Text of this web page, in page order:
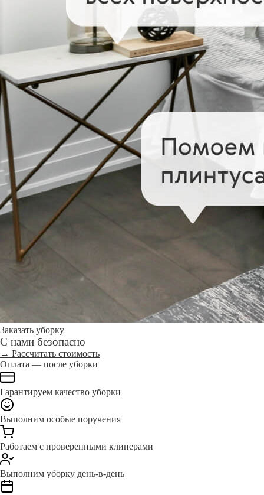
Заказать уборку
С нами безопасно
→ Рассчитать стоимость
Оплата — после уборки
Гарантируем качество уборки
Выполним особые поручения
Работаем с проверенными клинерами
Выполним уборку день-в-день